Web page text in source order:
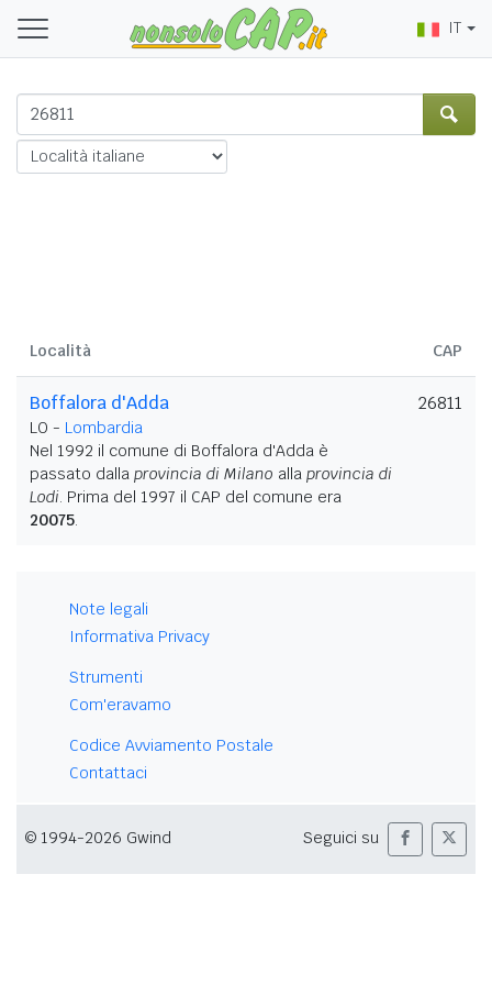
IT
Località CAP
Boffalora d'Adda
LO - Lombardia
Nel 1992 il comune di Boffalora d'Adda è
passato dalla provincia di Milano alla provincia di
Lodi. Prima del 1997 il CAP del comune era
20075.
26811
Note legali
Informativa Privacy
Strumenti
Com'eravamo
Codice Avviamento Postale
Contattaci
© 1994-2026 Gwind Seguici su